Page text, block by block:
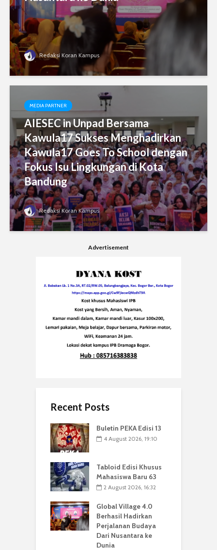
Redaksi Koran Kampus
MEDIA PARTNER
AIESEC in Unpad Bersama
Kawula17 Sukses Menghadirkan
Kawula17 Goes To School dengan
Fokus Isu Lingkungan di Kota
Bandung
Redaksi Koran Kampus
Advertisement
Recent Posts
Buletin PEKA Edisi 13
4 August 2026, 19:10
Tabloid Edisi Khusus
Mahasiswa Baru 63
2 August 2026, 16:32
Global Village 4.0
Berhasil Hadirkan
Perjalanan Budaya
Dari Nusantara ke
Dunia